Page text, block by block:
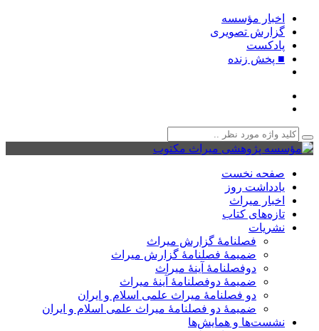
اخبار مؤسسه
گزارش تصویری
پادکست‌
■ پخش زنده
صفحه نخست
یادداشت روز
اخبار میراث
تازه‌های کتاب
نشریات
فصلنامۀ گزارش میراث
ضمیمۀ فصلنامۀ گزارش میراث
دوفصلنامۀ آینۀ میراث
ضمیمۀ دوفصلنامۀ آینۀ میراث
دو فصلنامۀ میراث علمی اسلام و ایران
ضمیمۀ دو فصلنامۀ میراث علمی اسلام و ایران
نشست‌ها و همایش‌ها